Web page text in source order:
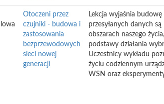
Otoczeni przez
czujniki - budowa i
zastosowania
bezprzewodowych
sieci nowej
generacji
Lekcja wyjaśnia
przesyłanych danych
obszarach naszego
podstawy działania
Uczestnicy wykładu
życiu codziennym
WSN oraz